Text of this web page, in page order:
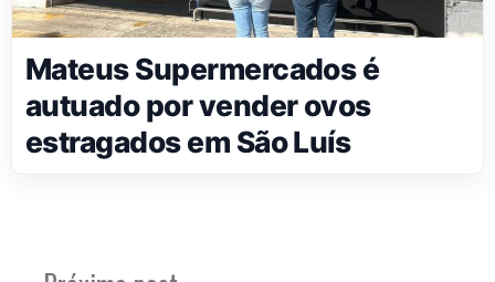
Mateus Supermercados é
autuado por vender ovos
estragados em São Luís